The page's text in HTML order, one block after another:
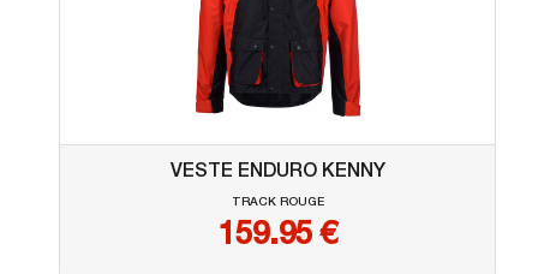
VESTE ENDURO KENNY
TRACK ROUGE
159.95€